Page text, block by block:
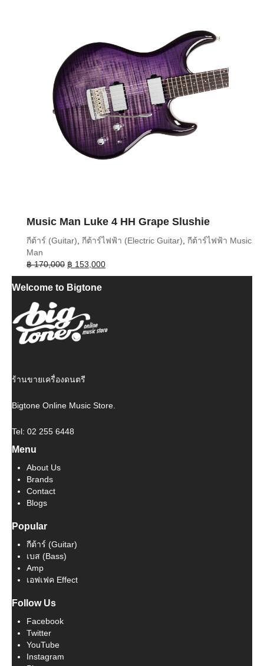
Music Man Luke 4 HH Grape Slushie
กีต้าร์ (Guitar) กีต้าร์ไฟฟ้า (Electric Guitar) กีต้าร์ไฟฟ้า Music
Man
฿170,000 Original
price
was:
฿ 153,000Current
price
Welcome to Bigtone
ร้านขายเครื่องดนตรี
Bigtone Online Music Store.
Tel: 02 255 6448
Menu
About Us
Brands
Contact
Blogs
Popular
กีต้าร์ (Guitar)
เบส (Bass)
Amp
เอฟเฟค Effect
Follow Us
Facebook
Twitter
YouTube
Instagram